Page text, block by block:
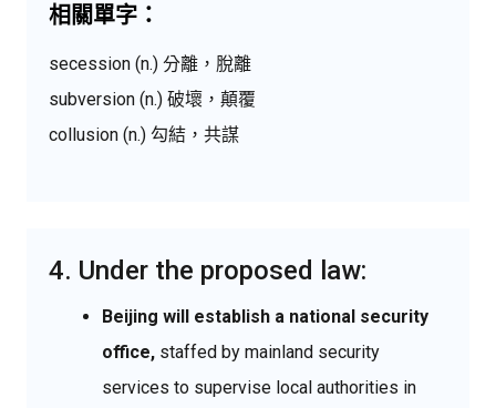
相關單字：
secession (n.) 分離，脫離
subversion (n.) 破壞，顛覆
collusion (n.) 勾結，共謀
4. Under the proposed law:
Beijing will establish a national security
office, staffed by mainland security
services to supervise local authorities in